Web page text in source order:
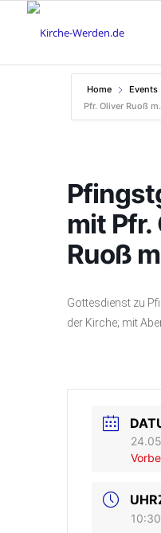
Home Events
Pfr. Oliver Ruoß
mit Pfr.
Ruoß
Gottesdienst zu
der Kirche; mit
10:30